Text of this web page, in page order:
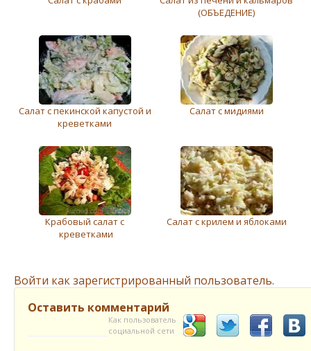
(ОБЪЕДЕНИЕ)
Салат с пекинской капустой и
креветками
Салат с мидиями
Крабовый салат с
креветками
Салат с крилем и яблоками
Войти как зарегистрированный пользователь.
Оставить комментарий
Как пользователь
социальной сети